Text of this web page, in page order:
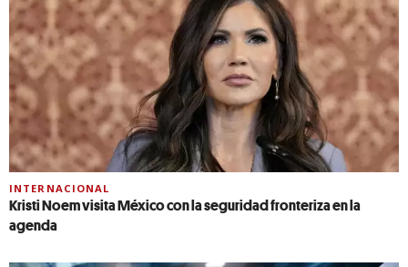
INTERNACIONAL
Kristi Noem visita México con la seguridad fronteriza en la
agenda